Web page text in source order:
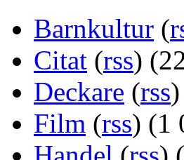
Barnkultur (
Citat (rss)
Deckare (rss
Film (rss) (1